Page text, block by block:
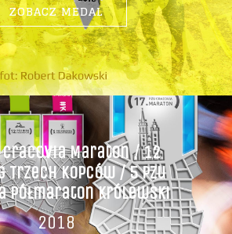
ZOBACZ MEDAL
Cracovia Maraton / 12
Trzech Kopców / 5 Pzu
Półmaraton Królewski
2018